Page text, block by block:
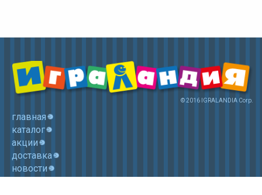
© 2016 IGRALANDIA Corp.
главная
каталог
акции
доставка
новости